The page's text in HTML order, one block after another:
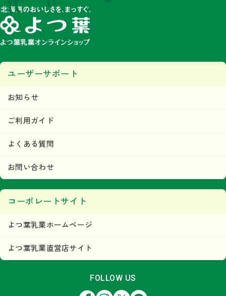
ユーザーサポート
お知らせ
ご利用ガイド
よくある質問
お問い合わせ
コーポレートサイト
よつ葉乳業ホームページ
よつ葉乳業直営店サイト
FOLLOW US
FacebookInstagram
X LINE